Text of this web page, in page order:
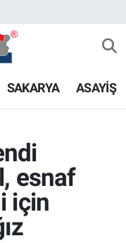
SAKARYA ASAYİŞ
esnaf
için